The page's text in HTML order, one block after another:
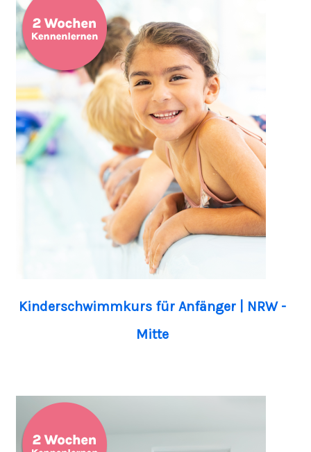
Kinderschwimmkurs für Anfänger | NRW -
Mitte